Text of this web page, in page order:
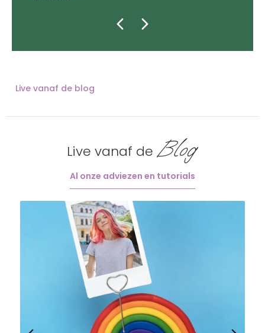
Live vanaf de blog
Live vanaf de Blog
Al onze adviezen en tutorials